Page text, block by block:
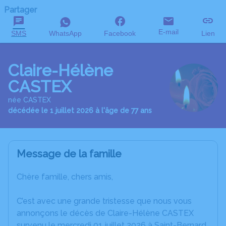
Partager
SMS WhatsApp Facebook E-mail Lien
Claire-Hélène
CASTEX
née CASTEX
décédée le 1 juillet 2026 à l'âge de 77 ans
Message de la famille
Chère famille, chers amis,
C’est avec une grande tristesse que nous vous
annonçons le décès de Claire-Hélène CASTEX